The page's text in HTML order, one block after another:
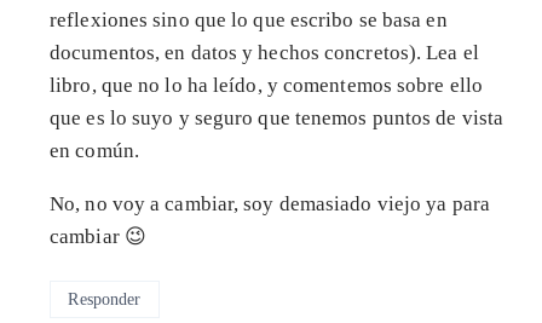
reflexiones sino que lo que escribo se basa en
documentos, en datos y hechos concretos). Lea el
libro, que no lo ha leído, y comentemos sobre ello
que es lo suyo y seguro que tenemos puntos de vista
en común.
No, no voy a cambiar, soy demasiado viejo ya para
cambiar 😉
Responder